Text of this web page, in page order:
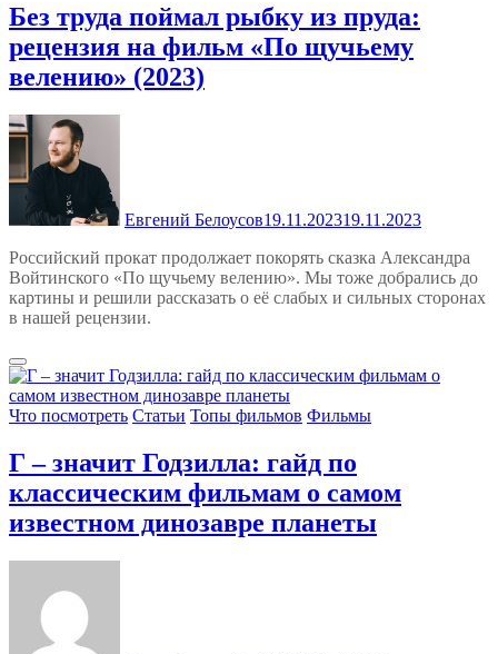
Без труда поймал рыбку из пруда:
рецензия на фильм «По щучьему
велению» (2023)
Евгений Белоусов19.11.202319.11.2023
Российский прокат продолжает покорять сказка Александра
Войтинского «По щучьему велению». Мы тоже добрались до
картины и решили рассказать о её слабых и сильных сторонах
в нашей рецензии.
Что посмотреть Статьи Топы фильмов Фильмы
Г – значит Годзилла: гайд по
классическим фильмам о самом
известном динозавре планеты